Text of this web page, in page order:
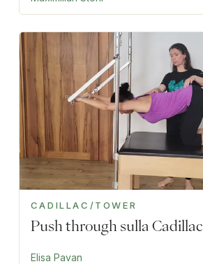
CADILLAC/TOWER
Push through sulla Cadillac
Elisa Pavan